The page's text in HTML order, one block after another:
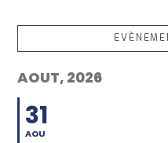
AOUT, 2026
31
AOU